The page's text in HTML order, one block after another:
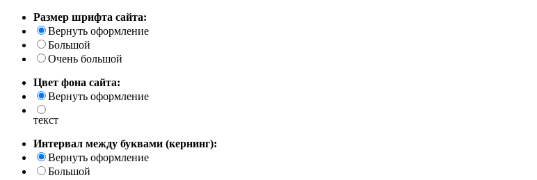
Размер шрифта сайта:
Вернуть оформление
Большой
Очень большой
Цвет фона сайта:
Вернуть оформление
текст
Интервал между буквами (кернинг):
Вернуть оформление
Большой